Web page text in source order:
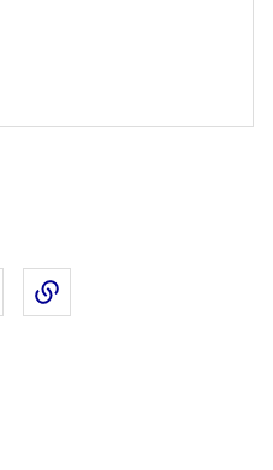
(anciennement Twitter)
sur LinkedIn
Partager par email